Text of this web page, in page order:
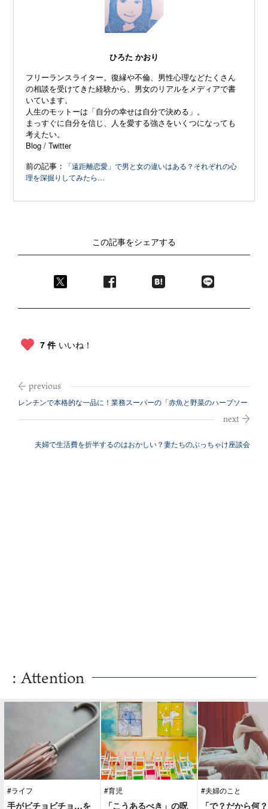
ひろた かおり
フリーランスライター。復縁や不倫、 男性心理などたくさん
の相談を受けてきた経験から、 男女のリアルをメディアで書
いています。
人生のモットーは「自分の幸せは自分で決める」。
まっすぐに自分を信じ、 人を愛する強さをいくつになっても
考えたい。
Blog /Twitter
前の記事：
「遠距離恋愛」で男と女の違いはある？それぞれの心
理を深掘りしてみたら…
この記事をシェアする
7 件 いいね！
レンチンで本格的な一品に！業務スーパーの「赤魚と野菜のハーブソー
夫婦で生活費を折半するのはおかしい？妻たちのぶっちゃけ座談会
: Attention
#ライフ
手がビチョビチョ…を
#育児
「こうあるべき」の呪
#夫婦のこと
「で？だから何